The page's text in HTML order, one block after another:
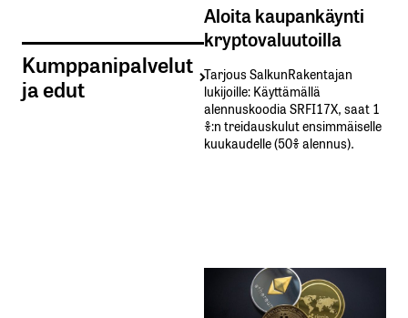
Kumppanipalvelut
ja edut
Aloita kaupankäynti
kryptovaluutoilla
Tarjous SalkunRakentajan
lukijoille: Käyttämällä​ ​
alennuskoodia​ ​SRFI17X,​ ​saat​ ​1
%:n treidauskulut​ ​ensimmäiselle​ ​
kuukaudelle​ ​(50%​ ​alennus).